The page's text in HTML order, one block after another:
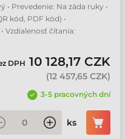
Prevedenie: Na záda ruky •
kód, PDF kód) •
Vzdialenosť čítania:
DPH 10 128,17 CZK
(12 457,65 CZK)
3-5 pracovných dní
ks